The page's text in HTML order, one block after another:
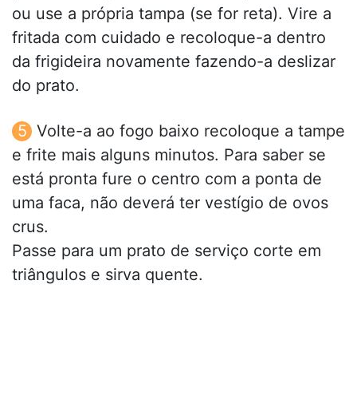
ou use a própria tampa (se for reta). Vire a
fritada com cuidado e recoloque-a dentro
da frigideira novamente fazendo-a deslizar
do prato.
Volte-a ao fogo baixo recoloque a tampe
e frite mais alguns minutos. Para saber se
está pronta fure o centro com a ponta de
uma faca, não deverá ter vestígio de ovos
crus.
Passe para um prato de serviço corte em
triângulos e sirva quente.